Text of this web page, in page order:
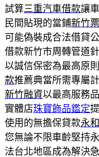
試算三重汽車借款讓
民間貼現的當鋪新竹
可能偽裝成合法借貸
借款新竹市周轉管道
以誠信保密為最高原
款推薦典當所需專屬
新竹融資以最高服務
實體店珠寶飾品鑑定
使用的無擔保貸款永
您無論不限車齡堅持
法台北地區成為解決